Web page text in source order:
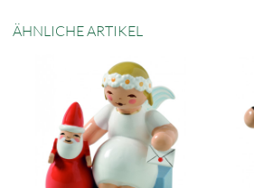
ÄHNLICHE ARTIKEL